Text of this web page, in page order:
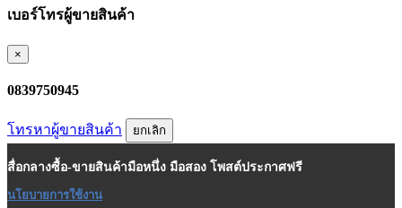
เบอร์โทรผู้ขายสินค้า
×
0839750945
โทรหาผู้ขายสินค้า ยกเลิก
สื่อกลางซื้อ-ขายสินค้ามือหนึ่ง มือสอง โพสต์ประกาศฟรี
นโยบายการใช้งาน